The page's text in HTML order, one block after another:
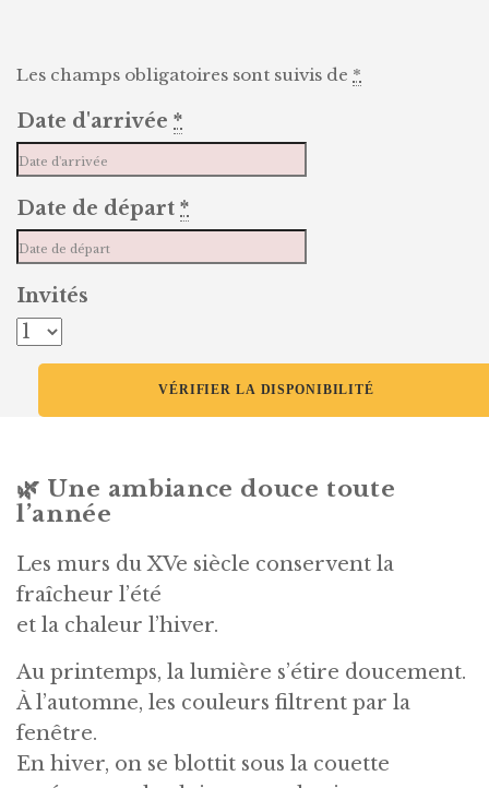
Les champs obligatoires sont suivis de *
Date d'arrivée *
Date de départ *
Invités
🌿 Une ambiance douce toute
l’année
Les murs du XVe siècle conservent la
fraîcheur l’été
et la chaleur l’hiver.
Au printemps, la lumière s’étire doucement.
À l’automne, les couleurs filtrent par la
fenêtre.
En hiver, on se blottit sous la couette